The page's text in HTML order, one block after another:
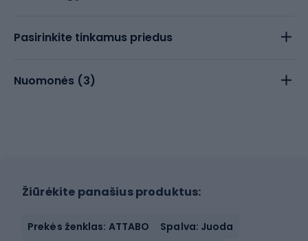
Pasirinkite tinkamus priedus
Nuomonės (3)
Žiūrėkite panašius produktus:
Prekės ženklas: ATTABO
Spalva: Juoda